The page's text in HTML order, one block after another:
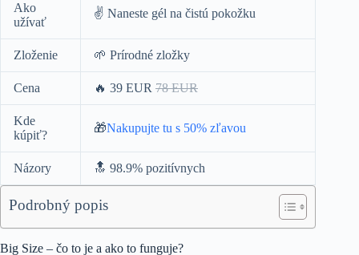
Ako
užívať
✌️ Naneste gél na čistú pokožku
Zloženie 🌱 Prírodné zložky
Cena 🔥 39 EUR 78 EUR
Kde
kúpiť?
🎁Nakupujte tu s 50% zľavou
Názory 🔝 98.9% pozitívnych
Podrobný popis
Big Size – čo to je a ako to funguje?